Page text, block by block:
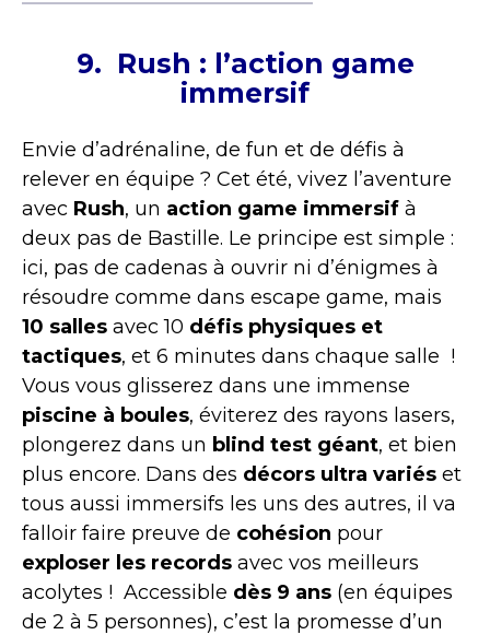
9. Rush : l’action game
immersif
Envie d’adrénaline, de fun et de défis à
relever en équipe ? Cet été, vivez l’aventure
avec Rush, un action game immersif à
deux pas de Bastille. Le principe est simple :
ici, pas de cadenas à ouvrir ni d’énigmes à
résoudre comme dans escape game, mais
10 salles avec 10 défis physiques et
tactiques, et 6 minutes dans chaque salle !
Vous vous glisserez dans une immense
piscine à boules, éviterez des rayons lasers,
plongerez dans un blind test géant, et bien
plus encore. Dans des décors ultra variés et
tous aussi immersifs les uns des autres, il va
falloir faire preuve de cohésion pour
exploser les records avec vos meilleurs
acolytes ! Accessible dès 9 ans (en équipes
de 2 à 5 personnes), c’est la promesse d’un